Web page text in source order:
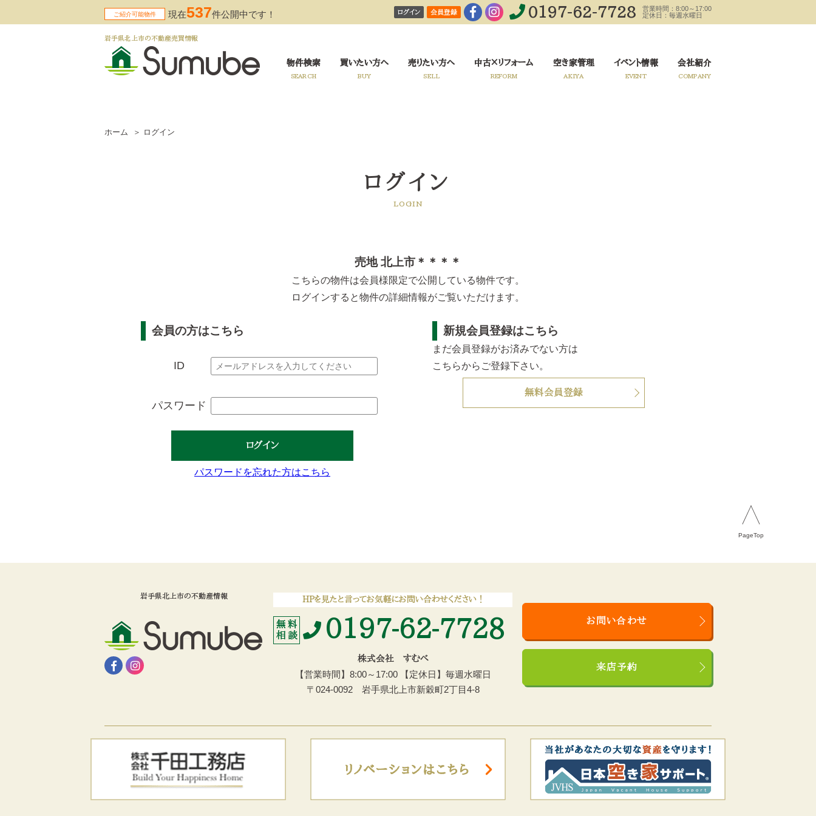
ご紹介可能物件 現在537件公開中です！ ログイン 会員登録 0197-62-7728
営業時間：8:00～17:00
定休日：毎週水曜日
岩手県北上市の不動産売買情報
物件検索
SEARCH
買いたい方へ
BUY
売りたい方へ
SELL
中古×リフォーム
REFORM
空き家管理
AKIYA
イベント情報
EVENT
会社紹介
COMPANY
ホーム ログイン
ログイン
LOGIN
売地 北上市＊＊＊＊
こちらの物件は会員様限定で公開している物件です。
ログインすると物件の詳細情報がご覧いただけます。
会員の方はこちら
ID
パスワード
ログイン
パスワードを忘れた方はこちら
新規会員登録はこちら
まだ会員登録がお済みでない方は
こちらからご登録下さい。
無料会員登録
PageTop
岩手県北上市の不動産情報 HPを見たと言ってお気軽にお問い合わせください ！
無 料
相 談
0197-62-7728
株式会社 すむべ
【営業時間】8:00～17:00 【定休日】毎週水曜日
〒024-0092 岩手県北上市新穀町2丁目4-8
お問い合わせ
来店予約